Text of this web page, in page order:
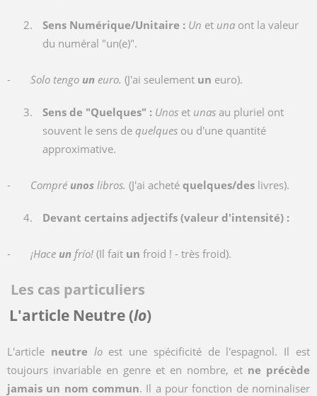
Sens Numérique/Unitaire : Un et una ont la valeur
du numéral "un(e)".
- Solo tengo un euro. (J'ai seulement un euro).
Sens de "Quelques" : Unos et unas au pluriel ont
souvent le sens de quelques ou d'une quantité
approximative.
- Compré unos libros. (J'ai acheté quelques/des livres).
Devant certains adjectifs (valeur d'intensité) :
- ¡Hace un frío! (Il fait un froid ! - très froid).
Les cas particuliers
L'article Neutre (lo)
L'article neutre loest une spécificité de l'espagnol. Il est
toujours invariable en genre et en nombre, et ne précède
jamais un nom commun. Il a pour fonction de nominaliser